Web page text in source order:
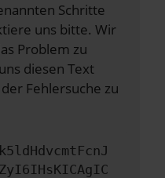
Schritte
uns bitte. Wir
Problem zu
diesen Text
Fehlersuche zu